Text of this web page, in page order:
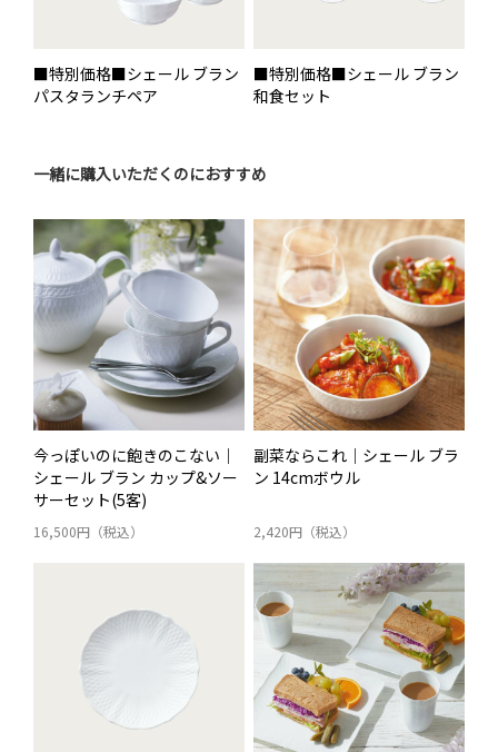
■特別価格■シェール ブラン
パスタランチペア
■特別価格■シェール ブラン
和食セット
一緒に購入いただくのにおすすめ
今っぽいのに飽きのこない｜
シェール ブラン カップ&ソー
サーセット(5客)
16,500円（税込）
副菜ならこれ｜シェール ブラ
ン 14cmボウル
2,420円（税込）